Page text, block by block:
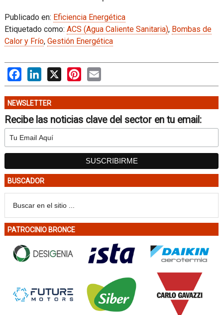
Publicado en: Eficiencia Energética
Etiquetado como: ACS (Agua Caliente Sanitaria), Bombas de
Calor y Frío, Gestión Energética
FacebookLinkedIn Pinterest
NEWSLETTER
Recibe las noticias clave del sector en tu email:
BUSCADOR
PATROCINIO BRONCE